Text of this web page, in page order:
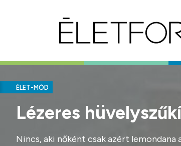
ÉLET-MÓD
Lézeres
Nincs, aki nőként csak azért